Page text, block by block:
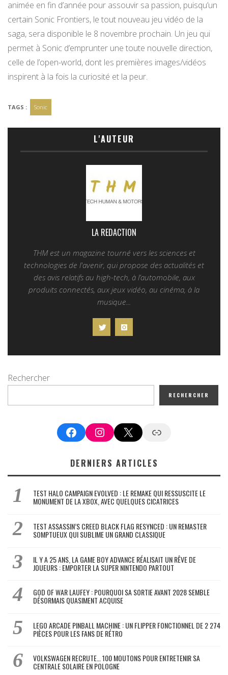
animée en fin d’année pour assouvir sa passion, puisqu’un
certain Sonic Frontiers, le tout nouveau jeu vidéo de la
saga, sera disponible le 8 novembre prochain. Un jeu qui
permet à Sonic d’emprunter une toute nouvelle direction,
celle de l’open-world, dont les premières images/vidéos
inspirent à la fois la curiosité et la peur.
TAGS : Sonic
L'AUTEUR
LA REDACTION
THM est un magazine tourné vers les sciences et
technologies de l'avenir, qui propose des actualités et
des avis relatifs au high-tech, à l’automobile, aux
produits connectés, aux jeux vidéo, au cinéma, à la
musique...
Rechercher
RECHERCHER
FacebookInstagram
X Google News
DERNIERS ARTICLES
TEST HALO CAMPAIGN EVOLVED : LE REMAKE QUI RESSUSCITE LE
MONUMENT DE LA XBOX, AVEC QUELQUES CICATRICES
TEST ASSASSIN’S CREED BLACK FLAG RESYNCED : UN REMASTER
SOMPTUEUX QUI SUBLIME UN GRAND CLASSIQUE
IL Y A 25 ANS, LA GAME BOY ADVANCE RÉALISAIT UN RÊVE DE
JOUEURS : EMPORTER LA SUPER NINTENDO PARTOUT
GOD OF WAR LAUFEY : POURQUOI SA SORTIE AVANT 2028 SEMBLE
DÉSORMAIS QUASIMENT ACQUISE
LEGO ARCADE PINBALL MACHINE : UN FLIPPER FONCTIONNEL DE 2 274
PIÈCES POUR LES FANS DE RÉTRO
VOLKSWAGEN RECRUTE… 100 MOUTONS POUR ENTRETENIR SA
CENTRALE SOLAIRE EN POLOGNE